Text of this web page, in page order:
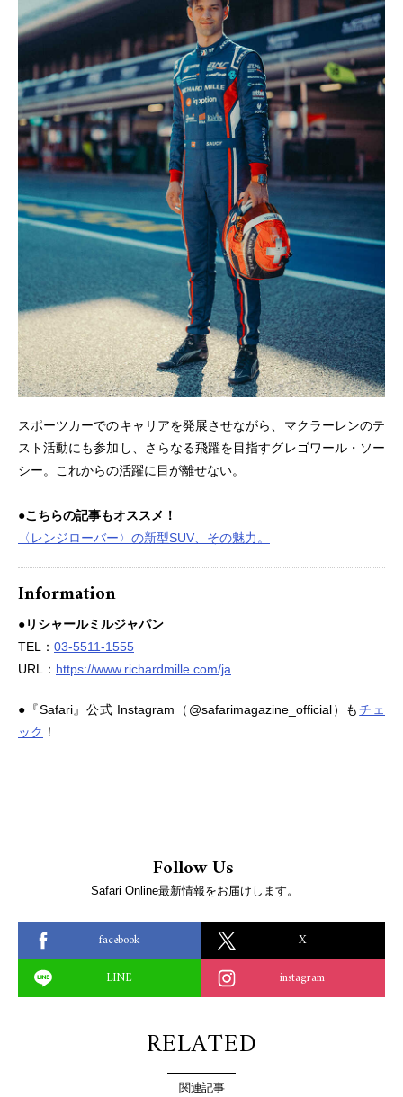
スポーツカーでのキャリアを発展させながら、マクラーレンのテ
スト活動にも参加し、さらなる飛躍を目指すグレゴワール・ソー
シー。これからの活躍に目が離せない。
●こちらの記事もオススメ！
〈レンジローバー〉の新型SUV、その魅力。
Information
●リシャールミルジャパン
TEL： 03-5511-1555
URL： https://www.richardmille.com/ja
●『Safari』公式 Instagram（@safarimagazine_official）もチェ
ック ！
Follow Us
Safari Online最新情報をお届けします。
facebook
X
LINE
instagram
RELATED
関連記事